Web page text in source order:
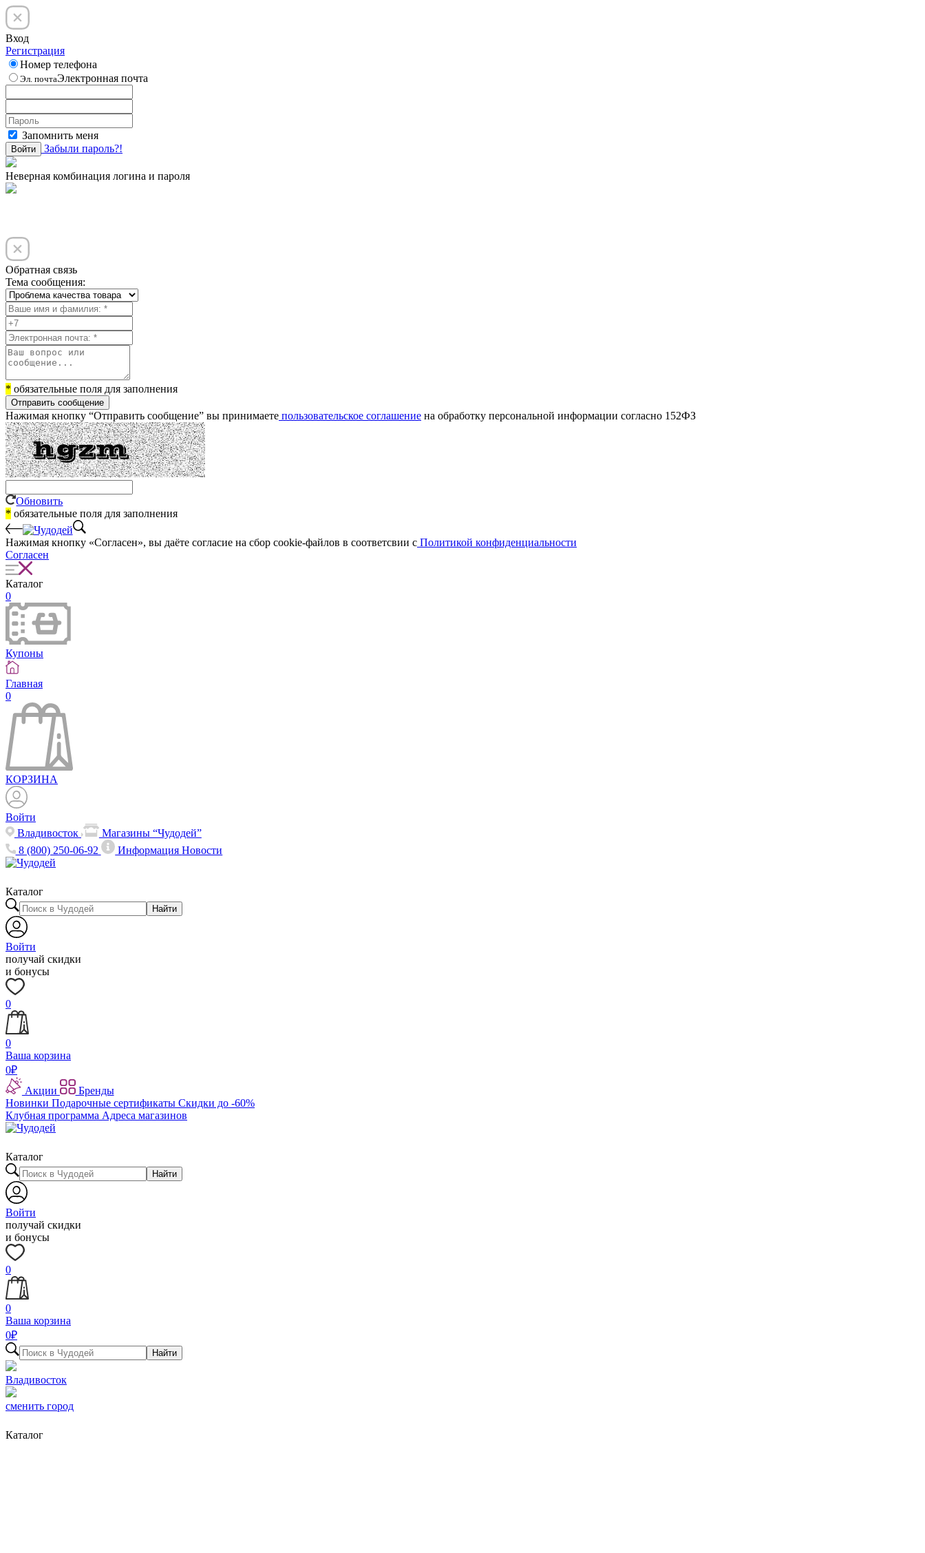
Вход
Регистрация
Номер телефона
Эл. почтаЭлектронная почта
Запомнить меня
Войти Забыли пароль?!
Неверная комбинация логина и пароля
Обратная связь
Тема сообщения:
* обязательные поля для заполнения
Отправить сообщение
Нажимая кнопку “Отправить сообщение” вы принимаете пользовательское соглашение на обработку персональной информации согласно 152ФЗ
Обновить
* обязательные поля для заполнения
Нажимая кнопку «Согласен», вы даёте cогласие на сбор cookie-файлов в соответсвии с Политикой конфиденциальности
Согласен
Каталог
0
Купоны
Главная
0
КОРЗИНА
Войти
Владивосток
Магазины “Чудодей”
8 (800) 250-06-92
ИнформацияНовости
Каталог
Найти
Войти
получай скидки
и бонусы
0
0
Ваша корзина
0₽
Акции
Бренды
Новинки Подарочные сертификаты Скидки до -60%
Клубная программа Адреса магазинов
Каталог
Найти
Войти
получай скидки
и бонусы
0
0
Ваша корзина
0₽
Найти
Владивосток
сменить город
Каталог